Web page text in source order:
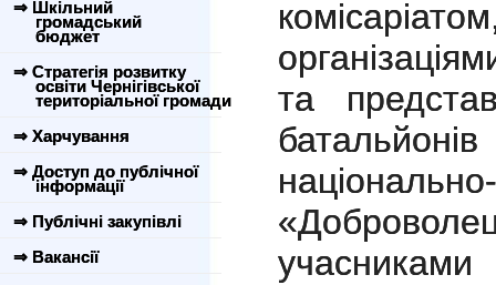
⇒ Шкільний
громадський
бюджет
⇒ Стратегія розвитку
освіти Чернігівської
територіальної громади
⇒ Харчування
⇒ Доступ до публічної
інформації
⇒ Публічні закупівлі
⇒ Вакансії
та
учасниками